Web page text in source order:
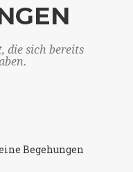
die sich bereits
Begehungen